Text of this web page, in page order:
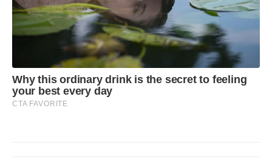
Why this ordinary drink is the secret to feeling
your best every day
CTA FAVORITE